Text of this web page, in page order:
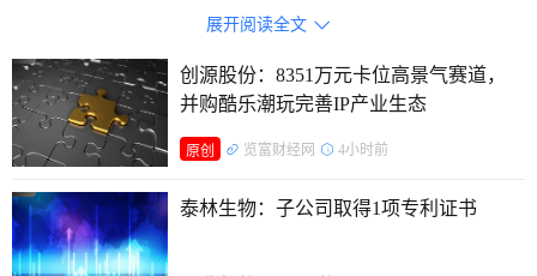
江丰电子（300666.SZ）却在壁垒森严的封锁线内，开辟
出一条增长通道。2025年实现营业收入46.04亿元，同比增长
27.72%；归母净利润4.99亿元，同比增长24.70%。
公司同步实施稳定分红：每10股派3.86元（含税），现金
二级市场层面，根据同花顺问财数据回测分析，近一年，
展开阅读全文 
创源股份：8351万元卡位高景气赛道，
并购酷乐潮玩完善IP产业生态
原创 览富财经网 4小时前
泰林生物：子公司取得1项专利证书